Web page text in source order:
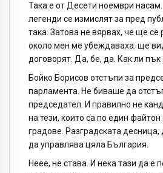
Така е от Десети ноември
легенди се измислят за пред
така. Затова не вярвах, че ще се
около мен ме убеждаваха: ще
договорят. Да, бе, да. Как ли пък
Бойко Борисов отстъпи за
парламента. Не биваше да
председател. И правилно не
на тези, които са по един файтон
градове. Разградската
да управлява цяла България.
Неее, не става. И нека тази да е